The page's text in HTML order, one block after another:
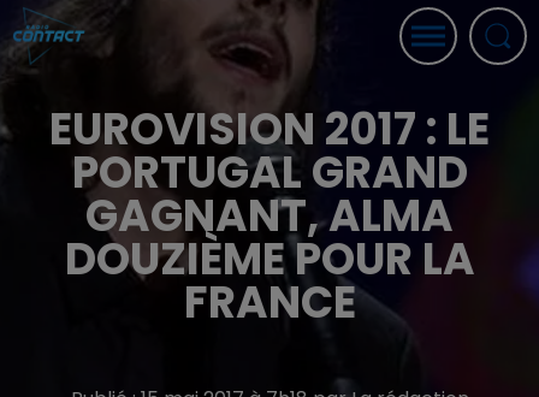
EUROVISION 2017 : LE
PORTUGAL GRAND
GAGNANT, ALMA
DOUZIÈME POUR LA
FRANCE